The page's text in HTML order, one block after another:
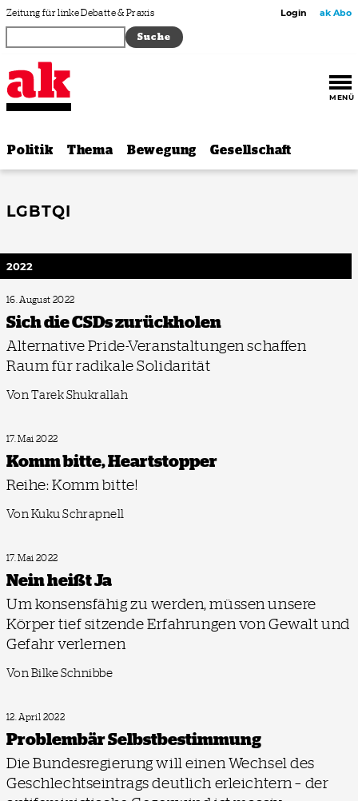
Zum Inhalt springen
Zeitung für linke Debatte & Praxis Login ak Abo
MENÜ
Politik Thema Bewegung Gesellschaft
LGBTQI
2022
16. August 2022
Sich die CSDs zurückholen
Alternative Pride-Veranstaltungen schaffen
Raum für radikale Solidarität
Von Tarek Shukrallah
17. Mai 2022
Komm bitte, Heartstopper
Reihe: Komm bitte!
Von Kuku Schrapnell
17. Mai 2022
Nein heißt Ja
Um konsensfähig zu werden, müssen unsere
Körper tief sitzende Erfahrungen von Gewalt und
Gefahr verlernen
Von Bilke Schnibbe
12. April 2022
Problembär Selbstbestimmung
Die Bundesregierung will einen Wechsel des
Geschlechtseintrags deutlich erleichtern – der